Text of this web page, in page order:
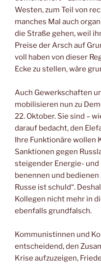
Westen, zum Teil von
manches Mal auch
die Straße gehen, weil
Preise der Arsch auf
voll haben von dieser
Ecke zu stellen, wäre
Auch Gewerkschaften
mobilisieren nun zu
22. Oktober. Sie sind –
darauf bedacht, den
Ihre Funktionäre
Sanktionen gegen
steigender Energie-
benennen und
Russe ist schuld“.
Kollegen nicht mehr in
ebenfalls grundfalsch.
Kommunistinnen und
entscheidend, den
Krise aufzuzeigen,